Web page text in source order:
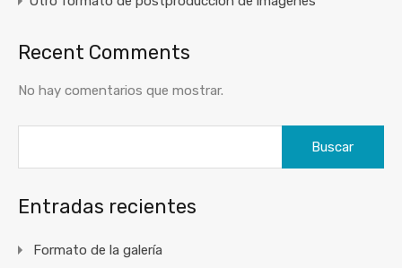
Recent Comments
No hay comentarios que mostrar.
Entradas recientes
Formato de la galería